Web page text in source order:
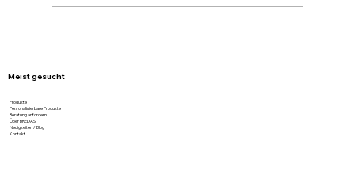
Meist gesucht
Produkte
Personalisierbare Produkte
Beratung anfordern
Über BREDAS
Neuigkeiten / Blog
Kontakt